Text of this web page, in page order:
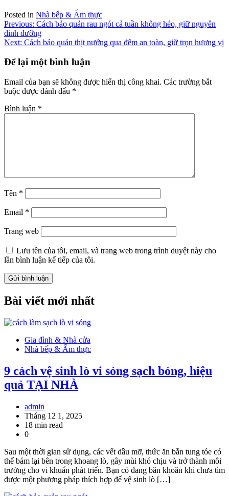
Posted in Nhà bếp & Ẩm thực
Điều
hướng
viết
Previous: Cách bảo quản rau ngót cả tuần không héo, giữ nguyên
dinh dưỡng
Next: Cách bảo quản thịt nướng qua đêm an toàn, giữ trọn hương vị
Để lại một bình luận
Email của bạn sẽ không được hiển thị công khai. Các trường bắt
buộc được đánh dấu *
Bình luận *
Tên *
Email *
Trang web
Lưu tên của tôi, email, và trang web trong trình duyệt này cho
lần bình luận kế tiếp của tôi.
Bài viết mới nhất
Gia đình & Nhà cửa
Nhà bếp & Ẩm thực
9 cách vệ sinh lò vi sóng sạch bóng, hiệu
quả TẠI NHÀ
admin
Tháng 12 1, 2025
18 min read
0
Sau một thời gian sử dụng, các vết dầu mỡ, thức ăn bắn tung tóe có
thể bám lại bên trong khoang lò, gây mùi khó chịu và trở thành môi
trường cho vi khuẩn phát triển. Bạn có đang băn khoăn khi chưa tìm
được một phương pháp thích hợp để vệ sinh lò […]